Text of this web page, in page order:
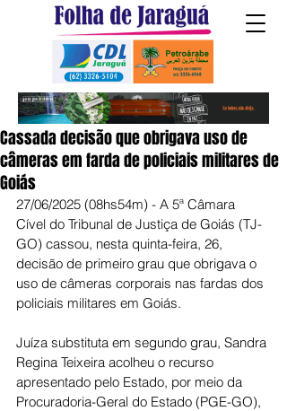
Cassada decisão que obrigava uso de
câmeras em farda de policiais militares de
Goiás
27/06/2025 (08hs54m) - A 5ª Câmara
Cível do Tribunal de Justiça de Goiás (TJ-
GO) cassou, nesta quinta-feira, 26,
decisão de primeiro grau que obrigava o
uso de câmeras corporais nas fardas dos
policiais militares em Goiás.
Juíza substituta em segundo grau, Sandra
Regina Teixeira acolheu o recurso
apresentado pelo Estado, por meio da
Procuradoria-Geral do Estado (PGE-GO),